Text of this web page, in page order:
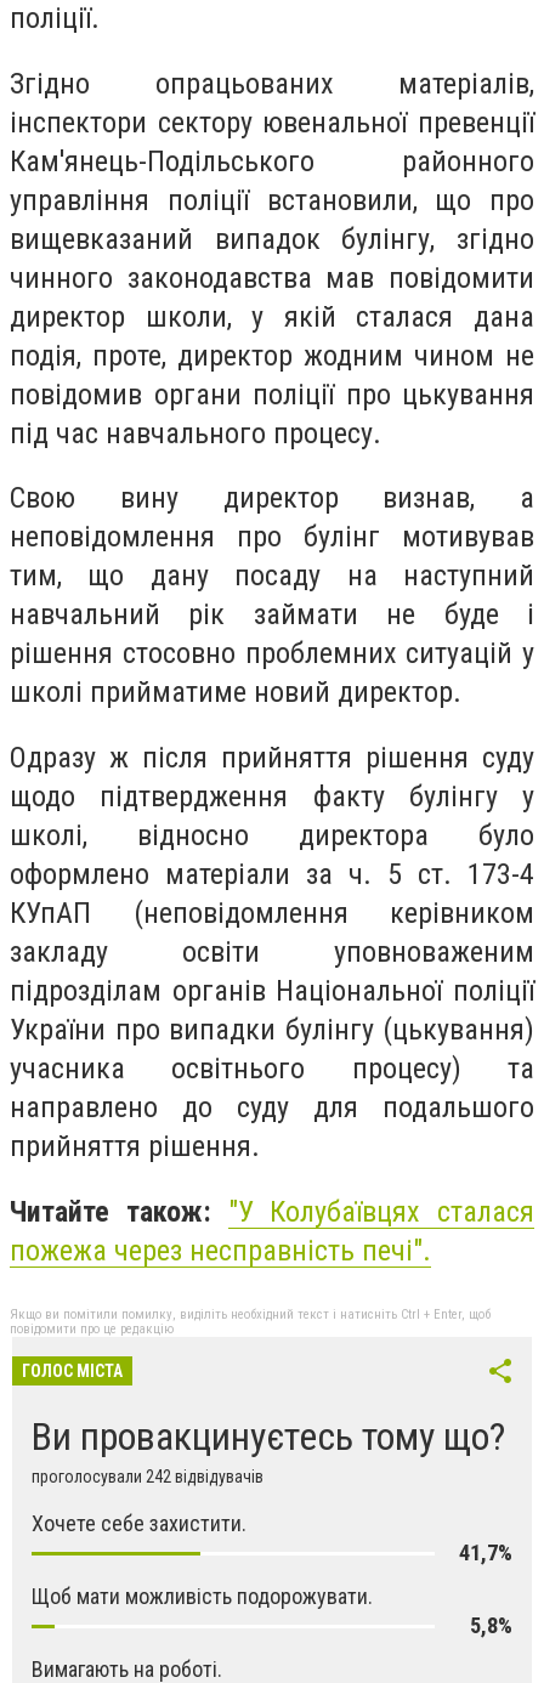
поліції.
Згідно опрацьованих матеріалів,
інспектори сектору ювенальної превенції
Кам'янець-Подільського районного
управління поліції встановили, що про
вищевказаний випадок булінгу, згідно
чинного законодавства мав повідомити
директор школи, у якій сталася дана
подія, проте, директор жодним чином не
повідомив органи поліції про цькування
під час навчального процесу.
Свою вину директор визнав, а
неповідомлення про булінг мотивував
тим, що дану посаду на наступний
навчальний рік займати не буде і
рішення стосовно проблемних ситуацій у
школі прийматиме новий директор.
Одразу ж після прийняття рішення суду
щодо підтвердження факту булінгу у
школі, відносно директора було
оформлено матеріали за ч. 5 ст. 173-4
КУпАП (неповідомлення керівником
закладу освіти уповноваженим
підрозділам органів Національної поліції
України про випадки булінгу (цькування)
учасника освітнього процесу) та
направлено до суду для подальшого
прийняття рішення.
Читайте також: "У Колубаївцях сталася
пожежа через несправність печі".
Якщо ви помітили помилку, виділіть необхідний текст і натисніть Ctrl + Enter, щоб
повідомити про це редакцію
ГОЛОС МІСТА
Ви провакцинуєтесь тому що?
проголосували 242 відвідувачів
Хочете себе захистити.
41,7%
Щоб мати можливість подорожувати.
5,8%
Вимагають на роботі.